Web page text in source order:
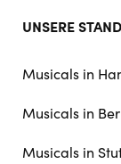
doormat
UNSERE
Musicals in
Musicals in
Musicals in